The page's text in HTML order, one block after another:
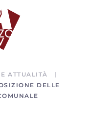
ATTUALITÀ
DELLE